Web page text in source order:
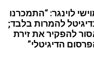
לוינגר: “התמכרנו
להמרות בלבד;
להפקיר את זירת
הדיגיטלי”